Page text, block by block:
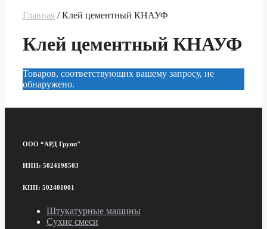
Главная / Клей цементный КНАУФ
Клей цементный КНАУФ
Товаров, соответствующих вашему запросу, не
обнаружено.
ООО “АРД Групп"
ИНН: 5024198503
КПП: 502401001
Штукатурные машины
Сухие смеси